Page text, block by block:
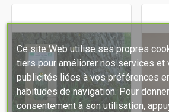
Ce site Web utilise ses propres
tiers pour améliorer nos services et
publicités liées à vos préférences
habitudes de navigation. Pour
consentement à son utilisation,